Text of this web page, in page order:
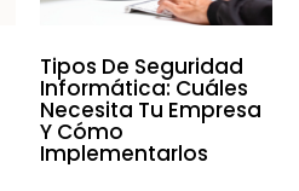
Tipos De Seguridad
Informática: Cuáles
Necesita Tu Empresa
Y Cómo
Implementarlos